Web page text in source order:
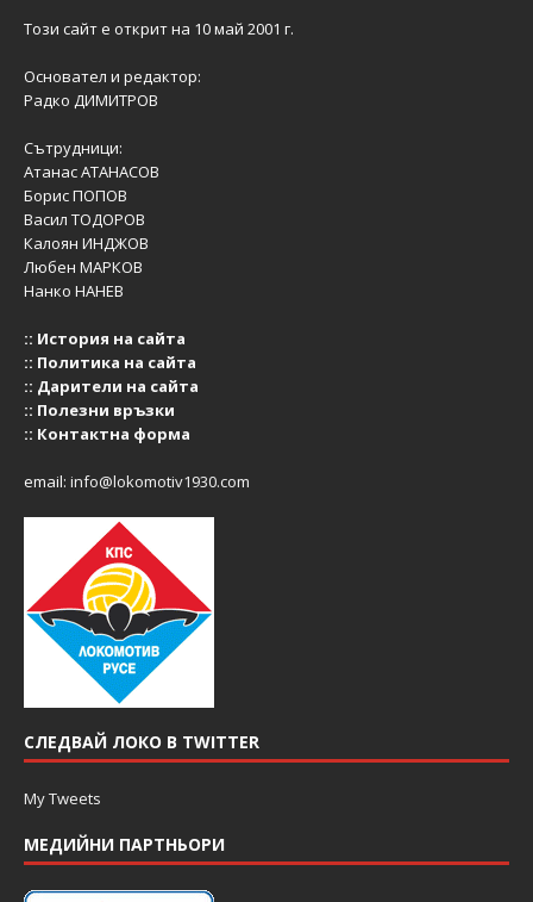
Този сайт е открит на 10 май 2001 г.
Основател и редактор:
Радко ДИМИТРОВ
Сътрудници:
Атанас АТАНАСОВ
Борис ПОПОВ
Васил ТОДОРОВ
Калоян ИНДЖОВ
Любен МАРКОВ
Нанко НАНЕВ
:: История на сайта
:: Политика на сайта
:: Дарители на сайта
:: Полезни връзки
:: Контактна форма
email: info@lokomotiv1930.com
СЛЕДВАЙ ЛОКО В TWITTER
My Tweets
МЕДИЙНИ ПАРТНЬОРИ